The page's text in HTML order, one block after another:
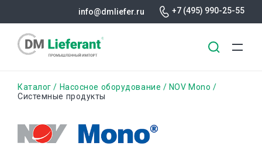
содержанию
info@dmliefer.ru +7 (495) 990-25-55
Строка
Каталог Насосное оборудование
NOV Mono
Системные продукты